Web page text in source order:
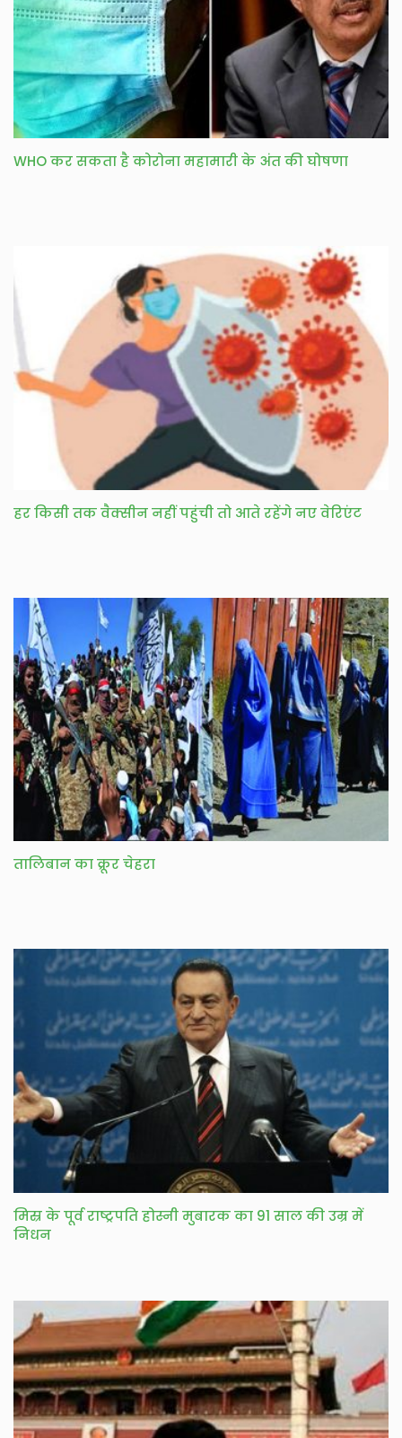
WHO कर सकता है कोरोना महामारी के अंत की घोषणा
हर किसी तक वैक्सीन नहीं पहुंची तो आते रहेंगे नए वेरिएंट
तालिबान का क्रूर चेहरा
मिस्र के पूर्व राष्ट्रपति होस्नी मुबारक का 91 साल की उम्र में
निधन